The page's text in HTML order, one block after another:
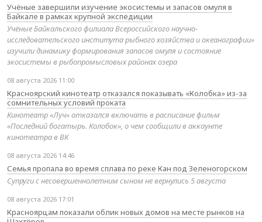
Учёные завершили изучение экосистемы и запасов омуля в
Байкале в рамках крупной экспедиции
Учёные Байкальского филиала Всероссийского научно-
исследовательского института рыбного хозяйства и океанографии»
изучили динамику формирования запасов омуля и состояние
экосистемы в рыбопромысловых районах озера
08 августа 2026 11:00
Красноярский кинотеатр отказался показывать «Колобка» из-за
сомнительных условий проката
Кинотеатр «Луч» отказался включать в расписание фильм
«Последний богатырь. Колобок», о чем сообщили в аккаунте
кинотеатра в ВК
08 августа 2026 14:46
Семья пропала во время сплава по реке Кан под Зеленогорском
Супруги с несовершеннолетним сыном не вернулись 5 августа
08 августа 2026 17:01
Красноярцам показали облик новых домов на месте рынков на